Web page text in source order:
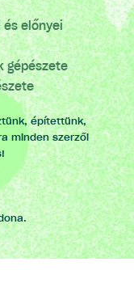
előnyei
gépészete
építettünk,
minden szerzői